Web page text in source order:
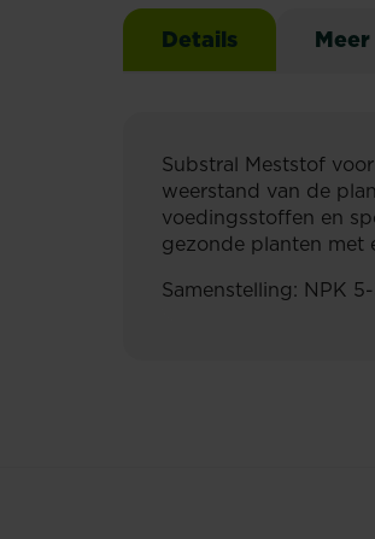
Details
Substral Meststof
weerstand van de
voedingsstoffen en
gezonde planten met
Samenstelling: NPK